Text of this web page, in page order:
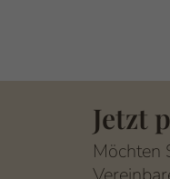
Jetzt
Möchten